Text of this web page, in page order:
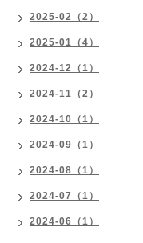
2025-02（2）
2025-01（4）
2024-12（1）
2024-11（2）
2024-10（1）
2024-09（1）
2024-08（1）
2024-07（1）
2024-06（1）